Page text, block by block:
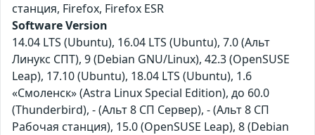
станция, Firefox, Firefox ESR
Software Version
14.04 LTS (Ubuntu), 16.04 LTS (Ubuntu), 7.0 (Альт
Линукс СПТ), 9 (Debian GNU/Linux), 42.3 (OpenSUSE
Leap), 17.10 (Ubuntu), 18.04 LTS (Ubuntu), 1.6
«Смоленск» (Astra Linux Special Edition), до 60.0
(Thunderbird), - (Альт 8 СП Сервер), - (Альт 8 СП
Рабочая станция), 15.0 (OpenSUSE Leap), 8 (Debian